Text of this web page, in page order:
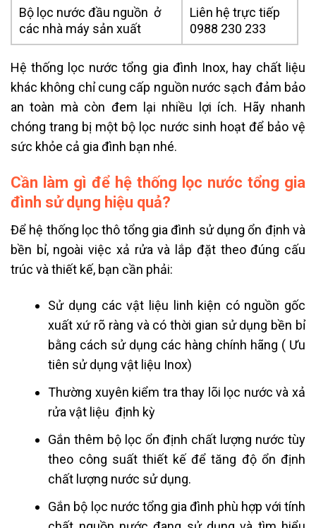
Bộ lọc nước đầu nguồn ở
các nhà máy sản xuất
Liên hệ trực tiếp
0988 230 233
Hệ thống lọc nước tổng gia đình Inox, hay chất liệu
khác không chỉ cung cấp nguồn nước sạch đảm bảo
an toàn mà còn đem lại nhiều lợi ích. Hãy nhanh
chóng trang bị một bộ lọc nước sinh hoạt để bảo vệ
sức khỏe cả gia đình bạn nhé.
Cần làm gì để hệ thống lọc nước tổng gia
đình sử dụng hiệu quả?
Để hệ thống lọc thô tổng gia đình sử dụng ổn định và
bền bỉ, ngoài việc xả rửa và lắp đặt theo đúng cấu
trúc và thiết kế, bạn cần phải:
Sử dụng các vật liệu linh kiện có nguồn gốc
xuất xứ rõ ràng và có thời gian sử dụng bền bỉ
bằng cách sử dụng các hàng chính hãng ( Ưu
tiên sử dụng vật liệu Inox)
Thường xuyên kiểm tra thay lõi lọc nước và xả
rửa vật liệu định kỳ
Gắn thêm bộ lọc ổn định chất lượng nước tùy
theo công suất thiết kế để tăng độ ổn định
chất lượng nước sử dụng.
Gắn bộ lọc nước tổng gia đình phù hợp với tính